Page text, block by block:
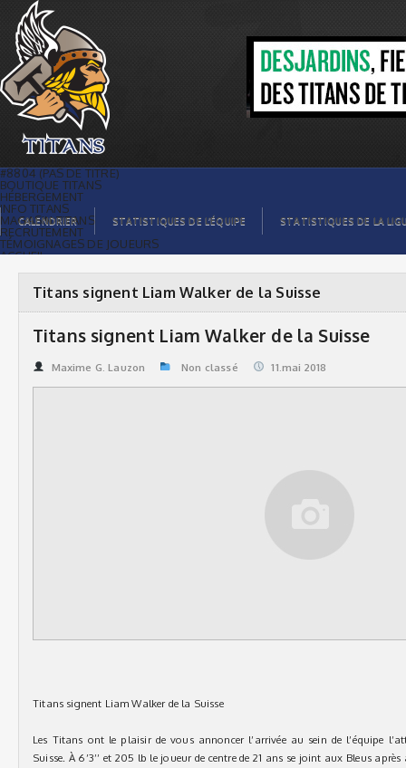
Titans signent Liam Walker de la Suisse
| Titans de témiscaming
#8804 (PAS DE TITRE)
BOUTIQUE TITANS
HÉBERGEMENT
INFO TITANS
MAGASIN TITANS
RECRUTEMENT
TÉMOIGNAGES DE JOUEURS
ACCUEIL
GALERIE PHOTOS
STATISTIQUES
ORGANISATION
CALENDRIER
COMMANDITAIRES
STATISTIQUES DE LA LIGUE
CALENDRIER STATISTIQUES DE L’ÉQUIPE STATISTIQUES DE LA
Titans signent Liam Walker de la Suisse
Titans signent Liam Walker de la Suisse
Maxime G. Lauzon Non classé 11.mai 2018
Titans signent Liam Walker de la Suisse
Les Titans ont le plaisir de vous annoncer l’arrivée au sein de l’équipe
Suisse. À 6’3’’ et 205 lb le joueur de centre de 21 ans se joint aux Bleus